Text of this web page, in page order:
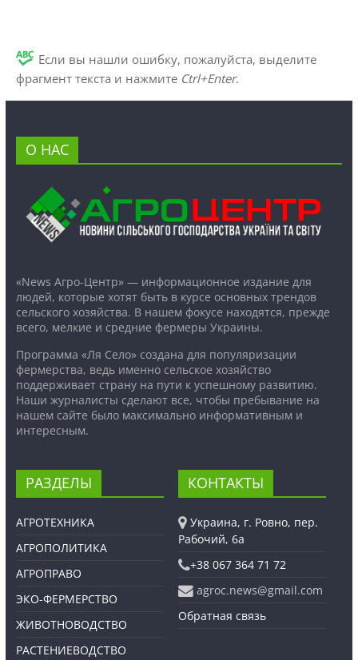
Если вы нашли ошибку, пожалуйста, выделите
фрагмент текста и нажмите Ctrl+Enter.
О НАС
«News Агро-Центр» — информационное издание для
людей, которые хотят быть в курсе основных трендов
сельского хозяйства. В нашем фокусе находятся, прежде
всего, мелкие и средние фермеры Украины.
Программа «Ля Село» создана для популяризации
фермерства, ведь именно сельское хозяйство
поддерживает страну на пути к успешному развитию.
Наши журналисты сделают все, чтобы пребывание на
нашем сайте было максимально информативным и
интересным.
РАЗДЕЛЫ
АГРОТЕХНИКА
АГРОПОЛИТИКА
АГРОПРАВО
ЭКО-ФЕРМЕРСТВО
ЖИВОТНОВОДСТВО
РАСТЕНИЕВОДСТВО
КОНТАКТЫ
Украина, г. Ровно, пер.
Рабочий, 6а
+38 067 364 71 72
agroc.news@gmail.com
Обратная связь